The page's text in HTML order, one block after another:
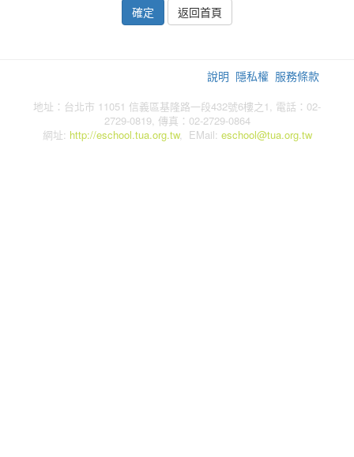
確定 返回首頁
說明 隱私權 服務條款
地址：台北市 11051 信義區基隆路一段432號6樓之1, 電話：02-
2729-0819, 傳真：02-2729-0864
網址: http://eschool.tua.org.tw, EMail: eschool@tua.org.tw